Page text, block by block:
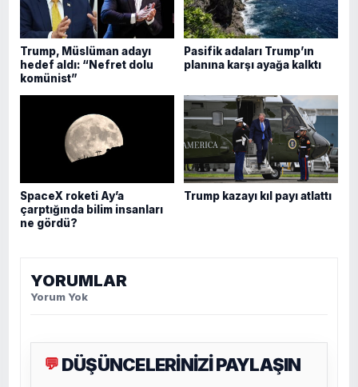
Trump, Müslüman adayı
hedef aldı: “Nefret dolu
komünist”
Pasifik adaları Trump’ın
planına karşı ayağa kalktı
SpaceX roketi Ay’a
çarptığında bilim insanları
ne gördü?
Trump kazayı kıl payı atlattı
YORUMLAR
Yorum Yok
💬 DÜŞÜNCELERİNİZİ PAYLAŞIN